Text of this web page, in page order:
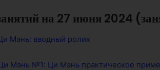
на 27 июня 2024
Мэнь: вводный ролик
Мэнь №1: Ци Мэнь практическое